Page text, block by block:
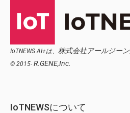
IoTNEWS AI+は、 株式会社アールジーン
© 2015- R.GENE,Inc.
IoTNEWSについて